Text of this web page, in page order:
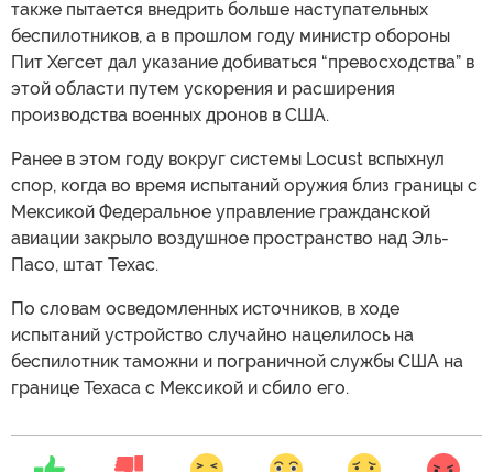
также пытается внедрить больше наступательных
беспилотников, а в прошлом году министр обороны
Пит Хегсет дал указание добиваться “превосходства” в
этой области путем ускорения и расширения
производства военных дронов в США.
Ранее в этом году вокруг системы Locust вспыхнул
спор, когда во время испытаний оружия близ границы с
Мексикой Федеральное управление гражданской
авиации закрыло воздушное пространство над Эль-
Пасо, штат Техас.
По словам осведомленных источников, в ходе
испытаний устройство случайно нацелилось на
беспилотник таможни и пограничной службы США на
границе Техаса с Мексикой и сбило его.